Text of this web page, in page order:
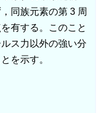
同族元素の第 3 周
有する。このこと
ス力以外の強い分
を示す。